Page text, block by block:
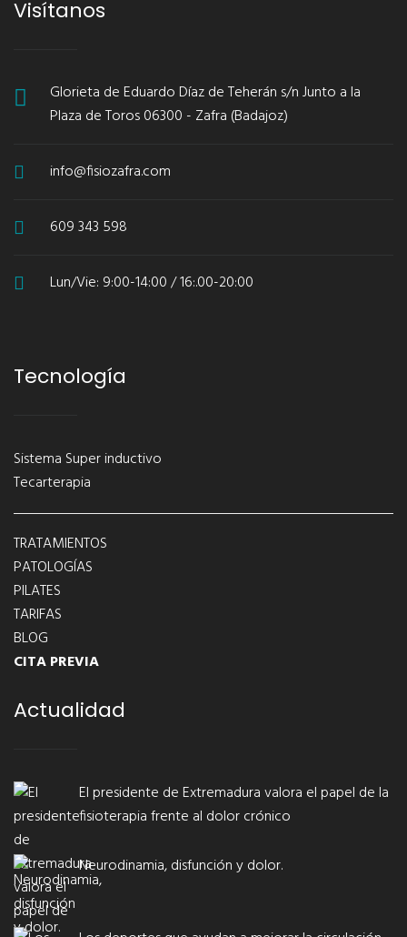
Visítanos
Glorieta de Eduardo Díaz de Teherán s/n Junto a la
Plaza de Toros 06300 - Zafra (Badajoz)
info@fisiozafra.com
609 343 598
Lun/Vie: 9:00-14:00 / 16:.00-20:00
Tecnología
Sistema Super inductivo
Tecarterapia
TRATAMIENTOS
PATOLOGÍAS
PILATES
TARIFAS
BLOG
CITA PREVIA
Actualidad
El presidente de Extremadura valora el papel de la
fisioterapia frente al dolor crónico
Neurodinamia, disfunción y dolor.